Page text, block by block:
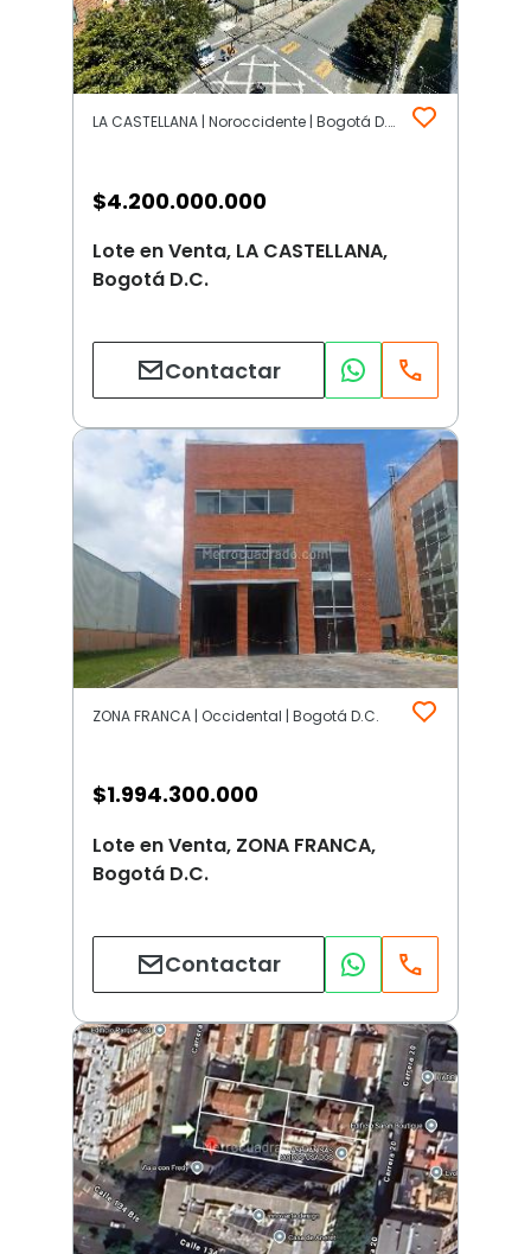
LA CASTELLANA | Noroccidente | Bogotá D.C.
$4.200.000.000
Lote en Venta, LA CASTELLANA,
Bogotá D.C.
Contactar
ZONA FRANCA | Occidental | Bogotá D.C.
$1.994.300.000
Lote en Venta, ZONA FRANCA,
Bogotá D.C.
Contactar